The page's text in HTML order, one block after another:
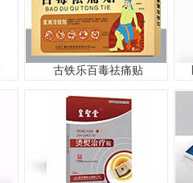
古铁乐百毒祛痛贴